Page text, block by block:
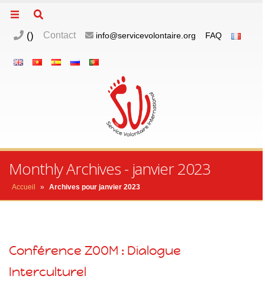
() Contact info@servicevolontaire.org FAQ
Monthly Archives - janvier 2023
Accueil » Archives pour janvier 2023
Conférence ZOOM : Dialogue
Interculturel